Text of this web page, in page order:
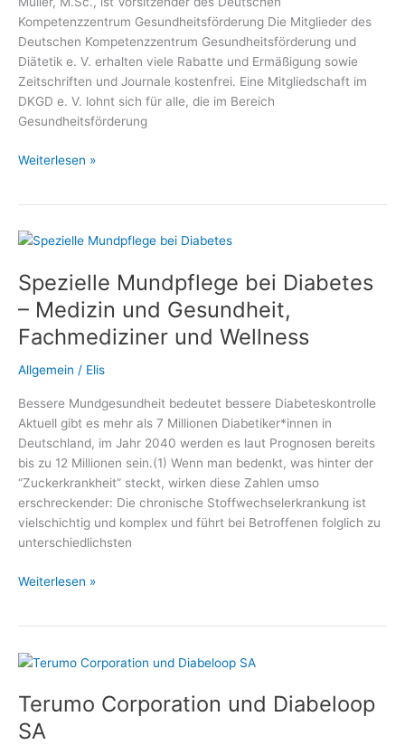
Kompetenzzentrum Gesundheitsförderung Die Mitglieder des
Deutschen Kompetenzzentrum Gesundheitsförderung und
Diätetik e. V. erhalten viele Rabatte und Ermäßigung sowie
Zeitschriften und Journale kostenfrei. Eine Mitgliedschaft im
DKGD e. V. lohnt sich für alle, die im Bereich
Gesundheitsförderung
Gratis,
und
für
Mitglieder
des
Deutschen
Gesundheitsförderung
und
Diätetik
e.
V.
Weiterlesen »
Spezielle Mundpflege bei Diabetes
– Medizin und Gesundheit,
Fachmediziner und Wellness
Allgemein / Elis
Bessere Mundgesundheit bedeutet bessere Diabeteskontrolle
Aktuell gibt es mehr als 7 Millionen Diabetiker*innen in
Deutschland, im Jahr 2040 werden es laut Prognosen bereits
bis zu 12 Millionen sein.(1) Wenn man bedenkt, was hinter der
“Zuckerkrankheit” steckt, wirken diese Zahlen umso
erschreckender: Die chronische Stoffwechselerkrankung ist
vielschichtig und komplex und führt bei Betroffenen folglich zu
unterschiedlichsten
Spezielle
–
und
Gesundheit,
Fachmediziner
Weiterlesen »
Terumo Corporation und Diabeloop
SA